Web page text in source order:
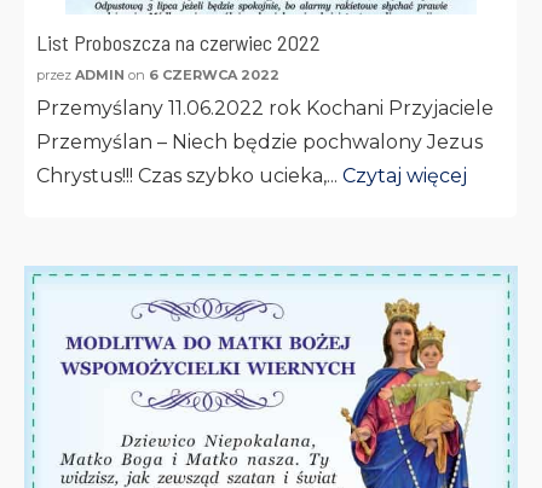
List Proboszcza na czerwiec 2022
przez ADMIN on 6 CZERWCA 2022
Przemyślany 11.06.2022 rok Kochani Przyjaciele
Przemyślan – Niech będzie pochwalony Jezus
Chrystus!!! Czas szybko ucieka,... Czytaj więcej